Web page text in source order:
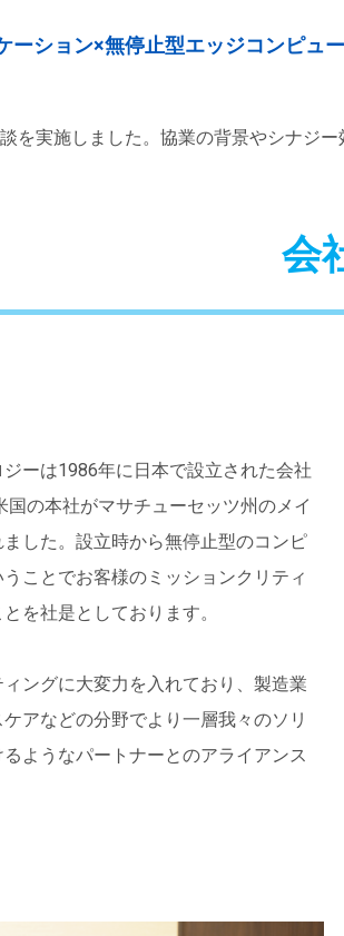
ーション×無停止型エッジコンピュ
を実施しました。協業の背景やシナジ
会
ーは1986年に日本で設立された会社
の本社がマサチューセッツ州のメイ
した。設立時から無停止型のコンピ
ことでお客様のミッションクリティ
を社是としております。
ングに大変力を入れており、製造業
アなどの分野でより一層我々のソリ
ようなパートナーとのアライアンス